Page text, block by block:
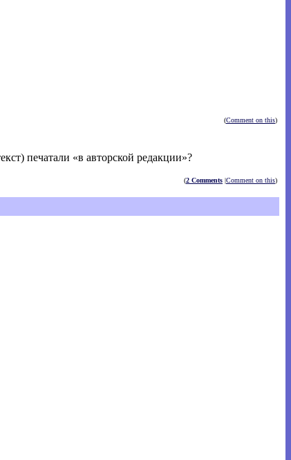
(Comment on this)
печатали «в авторской редакции»?
(2 Comments |Comment on this)